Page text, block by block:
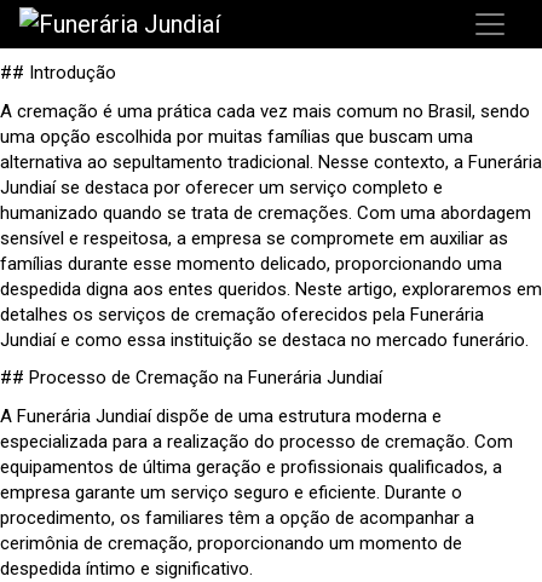
## Introdução
A cremação é uma prática cada vez mais comum no Brasil, sendo
uma opção escolhida por muitas famílias que buscam uma
alternativa ao sepultamento tradicional. Nesse contexto, a Funerária
Jundiaí se destaca por oferecer um serviço completo e
humanizado quando se trata de cremações. Com uma abordagem
sensível e respeitosa, a empresa se compromete em auxiliar as
famílias durante esse momento delicado, proporcionando uma
despedida digna aos entes queridos. Neste artigo, exploraremos em
detalhes os serviços de cremação oferecidos pela Funerária
Jundiaí e como essa instituição se destaca no mercado funerário.
## Processo de Cremação na Funerária Jundiaí
A Funerária Jundiaí dispõe de uma estrutura moderna e
especializada para a realização do processo de cremação. Com
equipamentos de última geração e profissionais qualificados, a
empresa garante um serviço seguro e eficiente. Durante o
procedimento, os familiares têm a opção de acompanhar a
cerimônia de cremação, proporcionando um momento de
despedida íntimo e significativo.